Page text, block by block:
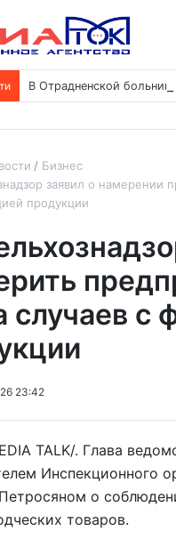
В Отрадненской
Бизнес
заявил о намерении
продукции
случаев с
23:42
TALK/. Глава
Инспекционного
о
товаров.